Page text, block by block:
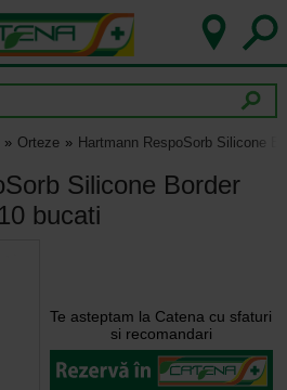
Orteze Hartmann RespoSorb Silicone
Silicone Border
bucati
Te asteptam la Catena cu sfaturi
si recomandari